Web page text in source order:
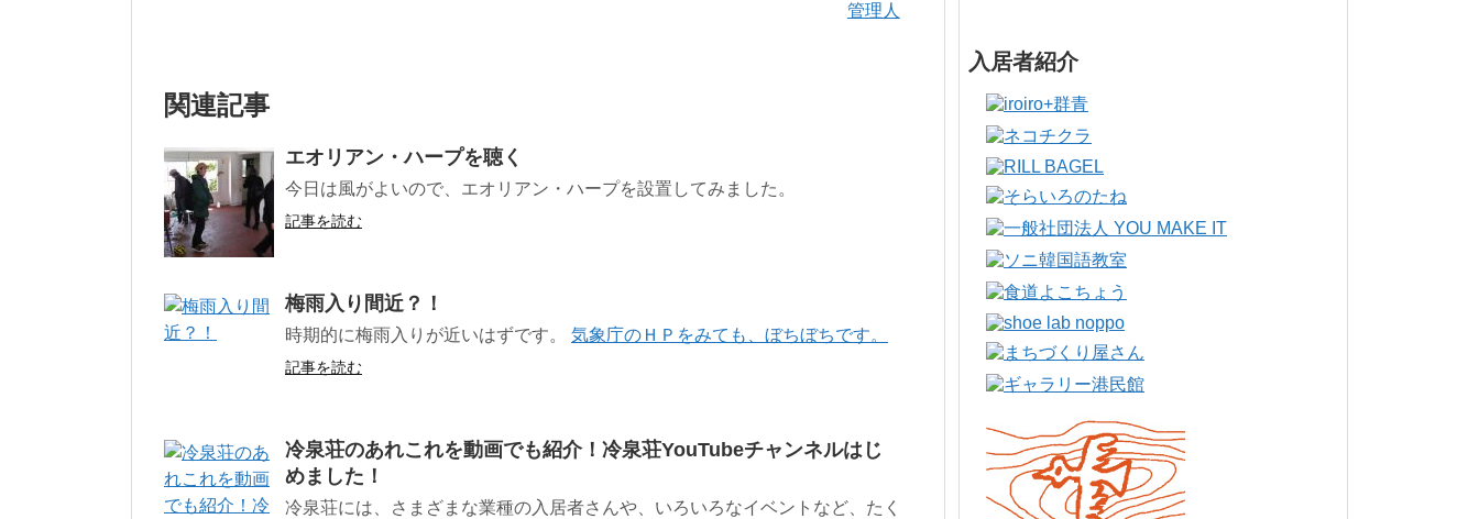
管理人
関連記事
エオリアン・ハープを聴く
今日は風がよいので、エオリアン・ハープを設置してみました。
記事を読む
梅雨入り間近？！
時期的に梅雨入りが近いはずです。 気象庁のＨＰをみても、ぼちぼちです。
記事を読む
冷泉荘のあれこれを動画でも紹介！冷泉荘YouTubeチャンネルはじ
めました！
冷泉荘には、さまざまな業種の入居者さんや、いろいろなイベントなど、たく
入居者紹介